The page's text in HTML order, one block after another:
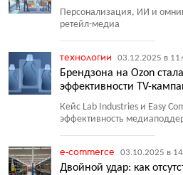
Персонализация, ИИ и
ретейл-медиа
технологии 03.12.2025 в
Брендзона на Ozon
эффективности TV-
Кейс Lab Industries и Easy
эффективность
e-commerce 03.10.2025 в
Двойной удар: как